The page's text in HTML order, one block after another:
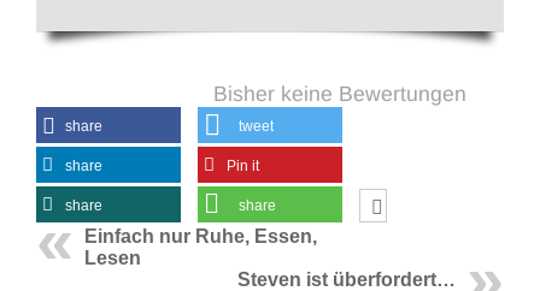
Bisher keine Bewertungen
share tweet
share Pin it
share share
Einfach nur Ruhe, Essen,
Lesen
Steven ist überfordert…